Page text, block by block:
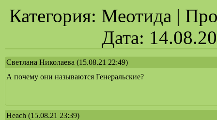
Категория: Меотида |
Дата:
Светлана Николаева (15.08.21 22:49)
А почему они называются Генеральские?
Heach (15.08.21 23:39)